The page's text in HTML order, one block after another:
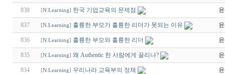
838 [N.Learning] 한국 기업교육의 문제점
837 [N.Learning] 훌륭한 부모가 훌륭한 리더가 못되는 이유
836 [N.Learning] 훌륭한 부모와 훌륭한 리더
835 [N.Learning] 왜 Authentic 한 사람에게 끌리나?
834 [N.Learning] 우리나라 교육부의 정체